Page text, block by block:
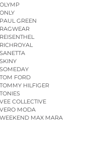
OLYMP
ONLY
PAUL GREEN
RAGWEAR
REISENTHEL
RICHROYAL
SANETTA
SKINY
SOMEDAY
TOM FORD
TOMMY HILFIGER
TONIES
VEE COLLECTIVE
VERO MODA
WEEKEND MAX MARA